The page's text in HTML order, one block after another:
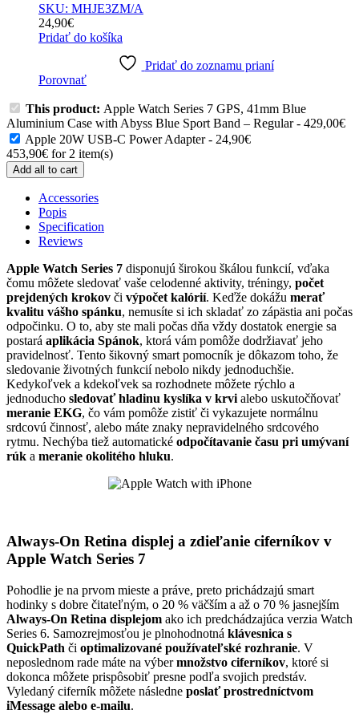
SKU: MHJE3ZM/A
24,90€
Pridať do košíka
Pridať do zoznamu prianí
Porovnať
This product: Apple Watch Series 7 GPS, 41mm Blue
Aluminium Case with Abyss Blue Sport Band – Regular- 429,00€
Apple 20W USB-C Power Adapter- 24,90€
453,90€ for 2 item(s)
Add all to cart
Accessories
Popis
Specification
Reviews
Apple Watch Series 7 disponujú širokou škálou funkcií, vďaka
čomu môžete sledovať vaše celodenné aktivity, tréningy, počet
prejdených krokov či výpočet kalórií. Keďže dokážu merať
kvalitu vášho spánku, nemusíte si ich skladať zo zápästia ani počas
odpočinku. O to, aby ste mali počas dňa vždy dostatok energie sa
postará aplikácia Spánok, ktorá vám pomôže dodržiavať jeho
pravidelnosť. Tento šikovný smart pomocník je dôkazom toho, že
sledovanie životných funkcií nebolo nikdy jednoduchšie.
Kedykoľvek a kdekoľvek sa rozhodnete môžete rýchlo a
jednoducho sledovať hladinu kyslíka v krvi alebo uskutočňovať
meranie EKG, čo vám pomôže zistiť či vykazujete normálnu
srdcovú činnosť, alebo máte znaky nepravidelného srdcového
rytmu. Nechýba tiež automatické odpočítavanie času pri umývaní
rúk a meranie okolitého hluku.
Always-On Retina displej a zdieľanie ciferníkov v
Apple Watch Series 7
Pohodlie je na prvom mieste a práve, preto prichádzajú smart
hodinky s dobre čitateľným, o 20 % väčším a až o 70 % jasnejším
Always-On Retina displejom ako ich predchádzajúca verzia Watch
Series 6. Samozrejmosťou je plnohodnotná klávesnica s
QuickPath či optimalizované používateľské rozhranie. V
neposlednom rade máte na výbermnožstvo ciferníkov, ktoré si
dokonca môžete prispôsobiť presne podľa svojich predstáv.
Vyledaný ciferník môžete následne poslať prostredníctvom
iMessage alebo e-mailu.